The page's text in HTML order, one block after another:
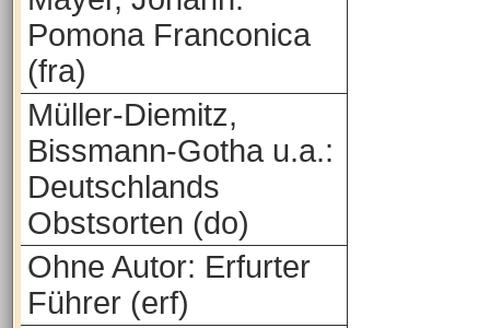
Pomona Franconica
(fra)
Müller-Diemitz,
Bissmann-Gotha u.a.:
Deutschlands
Obstsorten (do)
Ohne Autor: Erfurter
Führer (erf)